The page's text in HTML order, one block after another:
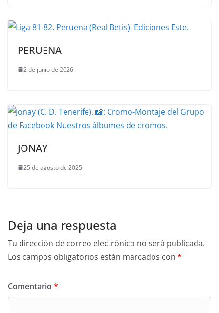
PERUENA
2 de junio de 2026
JONAY
25 de agosto de 2025
Deja una respuesta
Tu dirección de correo electrónico no será publicada.
Los campos obligatorios están marcados con *
Comentario *